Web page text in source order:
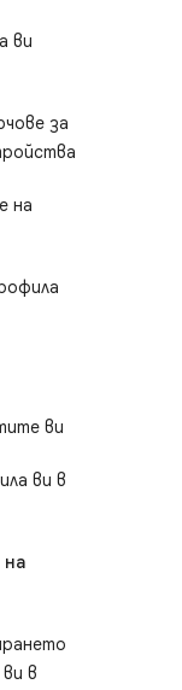
ви
за
на
ви
ви в
на
в